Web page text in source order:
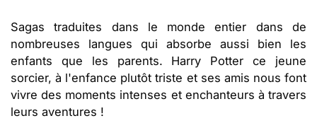
Sagas traduites dans le monde entier dans de
nombreuses langues qui absorbe aussi bien les
enfants que les parents. Harry Potter ce jeune
sorcier, à l'enfance plutôt triste et ses amis nous font
vivre des moments intenses et enchanteurs à travers
leurs aventures !